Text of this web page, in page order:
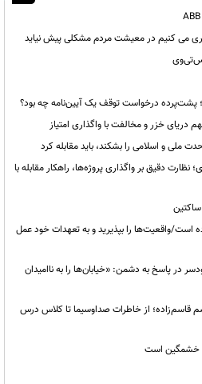
کاری می کنیم در معیشت مردم مشکلی پیش نیاید
پشت‌پرده درخواست توقف یک آیین‌نامه چه بود؟
دریای خزر و مخالفت با واگذاری امتیاز
ملی و اسلامی را بشکند، باید مقابله کرد
نظارت دقیق بر واگذاری پروژه‌ها، راهکار مقابله با
واقعیت‌ها را بپذیرید و به تعهدات خود عمل
در پاسخ به دشمن: «خیابان‌ها را به ناامیدان
قاسم‌زاده؛ از خاطرات صداوسیما تا کلاس درس
خشمگین است